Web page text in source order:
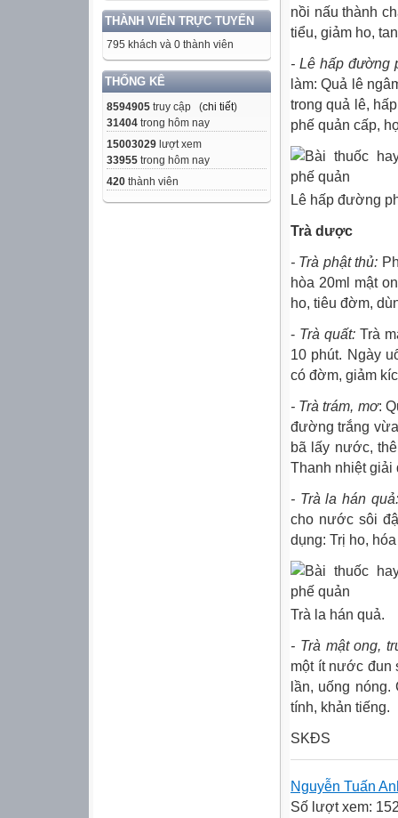
THÀNH VIÊN TRỰC TUYẾN
795 khách và 0 thành viên
THỐNG KÊ
8594905 truy cập (chi tiết)
31404 trong hôm nay
15003029 lượt xem
33955 trong hôm nay
420 thành viên
nồi nấu thành
tiểu, giảm ho,
- Lê hấp đường
làm: Quả lê
trong quả lê,
phế quản cấp,
Lê hấp đường
Trà dược
- Trà phật thủ:
hòa 20ml mật
ho, tiêu đờm,
- Trà quất: Trà
10 phút. Ngày
có đờm, giảm
- Trà trám, mơ:
đường trắng
bã lấy nước,
Thanh nhiệt giải
- Trà la hán quả:
cho nước sôi
dụng: Trị ho,
Trà la hán quả.
- Trà mật ong,
một ít nước đun
lần, uống
tính, khản tiếng.
SKĐS
Nguyễn Tuấn
Số lượt xem: